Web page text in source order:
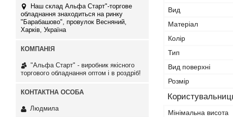
Вид
Матеріал
Колір
Тип
Вид поверхні
Розмір
Мінімальна висота
Наш склад Альфа Старт"-торгове
обладнання знаходиться на ринку
"Барабашово", провулок Весняний,
Харків, Україна
"Альфа Старт" - виробник якісного
торгового обладнання оптом і в роздріб!
Людмила